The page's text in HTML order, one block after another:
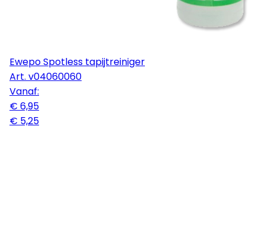
Ewepo Spotless tapijtreiniger
Art. v04060060
Vanaf:
€ 6,95
€ 5,25